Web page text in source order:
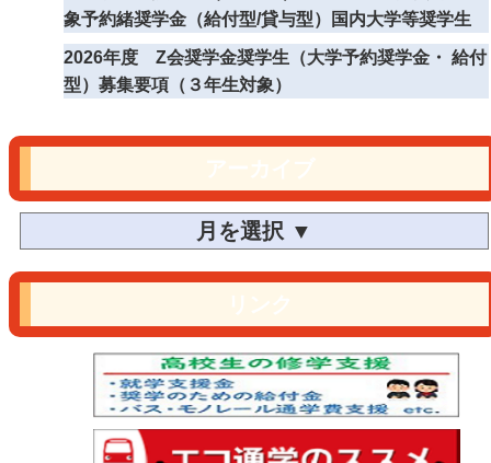
象予約緒奨学金（給付型/貸与型）国内大学等奨学生
2026年度 Z会奨学金奨学生（大学予約奨学金・ 給付
型）募集要項（３年生対象）